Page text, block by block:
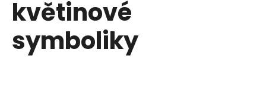
květinové
symboliky
o
t
ř